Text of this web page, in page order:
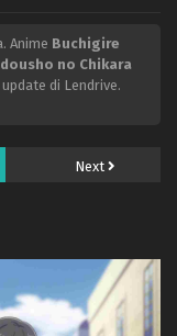
Anime Buchigire
no Chikara
di Lendrive.
Next